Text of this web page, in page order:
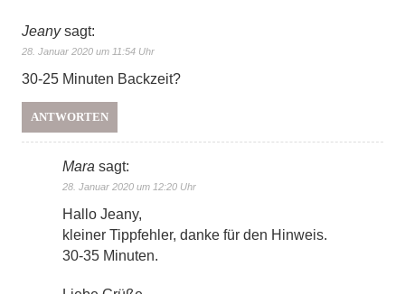
Jeany sagt:
28. Januar 2020 um 11:54 Uhr
30-25 Minuten Backzeit?
ANTWORTEN
Mara sagt:
28. Januar 2020 um 12:20 Uhr
Hallo Jeany,
kleiner Tippfehler, danke für den Hinweis.
30-35 Minuten.